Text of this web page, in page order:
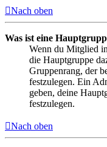
Nach oben
Was ist eine
Wenn du Mitglied
die Hauptgruppe
Gruppenrang, der
festzulegen. Ein
geben, deine
festzulegen.
Nach oben